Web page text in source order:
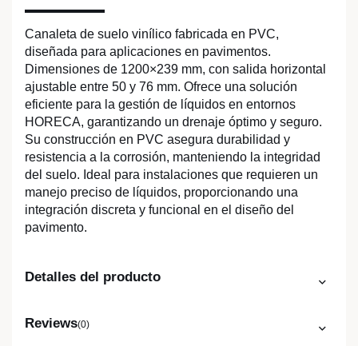
Canaleta de suelo vinílico fabricada en PVC,
diseñada para aplicaciones en pavimentos.
Dimensiones de 1200×239 mm, con salida horizontal
ajustable entre 50 y 76 mm. Ofrece una solución
eficiente para la gestión de líquidos en entornos
HORECA, garantizando un drenaje óptimo y seguro.
Su construcción en PVC asegura durabilidad y
resistencia a la corrosión, manteniendo la integridad
del suelo. Ideal para instalaciones que requieren un
manejo preciso de líquidos, proporcionando una
integración discreta y funcional en el diseño del
pavimento.
Detalles del producto
Reviews(0)